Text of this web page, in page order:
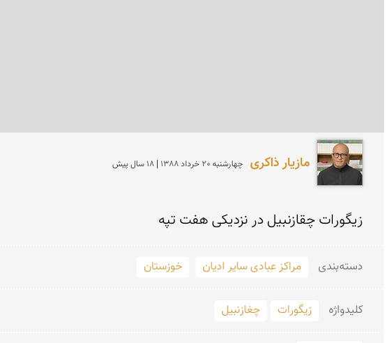
مازیار ذاکری چهارشنبه 20 خرداد 1388 | 18 سال پیش
زیگورات چقازنبیل در نزدیکی هفت تپه
دسته‌بندی مراکز عبادی سایر ادیان خوزستان
کلید‌واژه زیگورات چغازنبیل